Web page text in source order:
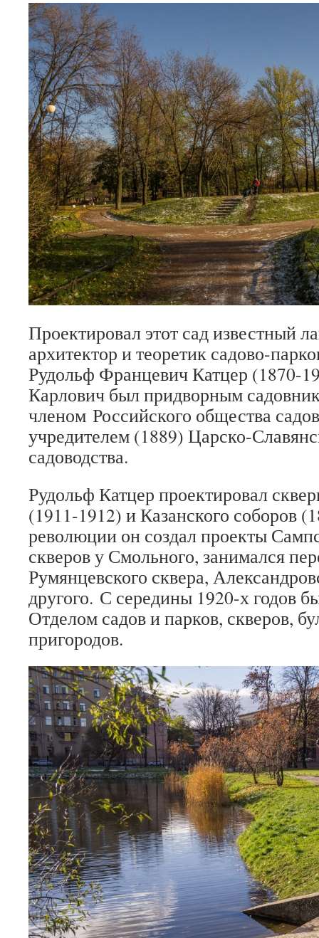
Проектировал этот сад известный
архитектор и теоретик садово-
Рудольф Францевич Катцер (1870-
Карлович был придворным
членом Российского общества
учредителем (1889) Царско-
садоводства.
Рудольф Катцер проектировал
(1911-1912) и Казанского соборов
революции он создал проекты
скверов у Смольного, занимался
Румянцевского сквера,
другого. С середины 1920-х годов
Отделом садов и парков, скверов,
пригородов.